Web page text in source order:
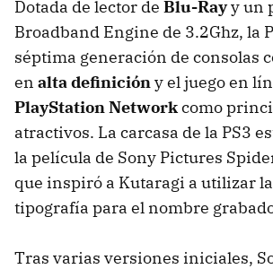
Dotada de lector de Blu-Rayy un
Broadband Engine de 3.2Ghz, la
séptima generación de consolas
en alta definición y el juego en
PlayStation Networkcomo
atractivos. La carcasa de la PS3
la película de Sony Pictures
que inspiró a Kutaragi a utilizar
tipografía para el nombre
Tras varias versiones iniciales,